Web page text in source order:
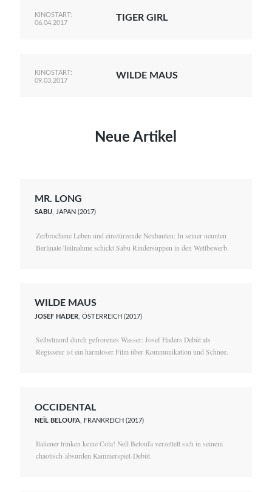
KINOSTART:
06.04.2017
TIGER GIRL
KINOSTART:
09.03.2017
WILDE MAUS
Neue Artikel
MR. LONG
SABU, JAPAN (2017)
Zerbrochene Leben und einstürzende Neubauten: In seiner neunten
Berlinale-Teilnahme schickt Sabu Rindersuppen in den Wettbewerb.
WILDE MAUS
JOSEF HADER , ÖSTERREICH (2017)
Selbstmord durch gefrorenes Wasser: Josef Haders Debüt als
Regisseur ist ein harmloser Film über Kommunikation und Schnee.
OCCIDENTAL
NEÏL BELOUFA , FRANKREICH (2017)
Italiener trinken keine Cola! Neïl Beloufa verzettelt sich in seinem
chaotisch-absurden Kammerspiel-Debüt.